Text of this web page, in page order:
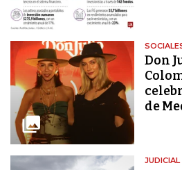
Don
de
JUDICIAL